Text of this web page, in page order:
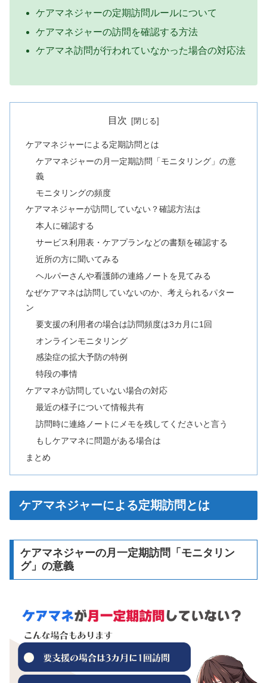
ケアマネジャーの定期訪問ルールについて
ケアマネジャーの訪問を確認する方法
ケアマネ訪問が行われていなかった場合の対応法
目次
ケアマネジャーによる定期訪問とは
ケアマネジャーの月一定期訪問「モニタリング」の意
義
モニタリングの頻度
ケアマネジャーが訪問していない？確認方法は
本人に確認する
サービス利用表・ケアプランなどの書類を確認する
近所の方に聞いてみる
ヘルパーさんや看護師の連絡ノートを見てみる
なぜケアマネは訪問していないのか、考えられるパター
ン
要支援の利用者の場合は訪問頻度は3カ月に1回
オンラインモニタリング
感染症の拡大予防の特例
特段の事情
ケアマネが訪問していない場合の対応
最近の様子について情報共有
訪問時に連絡ノートにメモを残してくださいと言う
もしケアマネに問題がある場合は
まとめ
ケアマネジャーによる定期訪問とは
ケアマネジャーの月一定期訪問「モニタリン
グ」の意義